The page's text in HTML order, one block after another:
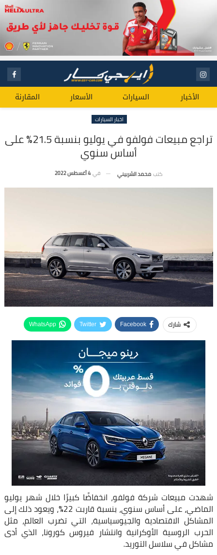
الأخبار السيارات الأسعار المقارنة
اخبار السيارات
تراجع مبيعات فولفو في يوليو بنسبة 21.5% على
أساس سنوي
كتب محمد الشربيني في 4 أغسطس 2022
شارك Facebook
Twitter
WhatsApp
شهدت مبيعات شركة فولفو، انخفاضًا كبيرًا خلال شهر يوليو
الماضي، على أساس سنوي، بنسبة قاربت 22%، ويعود ذلك إلى
المشاكل الاقتصادية والجيوسياسية، التي تضرب العالم، مثل
الحرب الروسية الأوكرانية وانتشار فيروس كورونا، الذي أدى
مشاكل في سلاسل التوريد.